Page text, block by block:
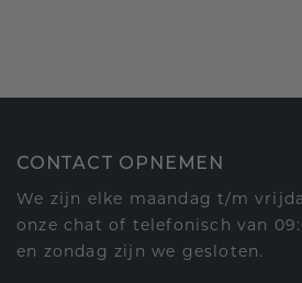
CONTACT OPNEMEN
We zijn elke maandag t/m
onze chat of telefonisch van
en zondag zijn we gesloten.